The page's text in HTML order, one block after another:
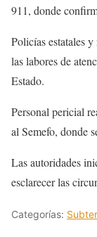
911, donde
Policías estatales
las labores de
Estado.
Personal pericial
al Semefo, donde
Las autoridades
esclarecer las
Categorías: